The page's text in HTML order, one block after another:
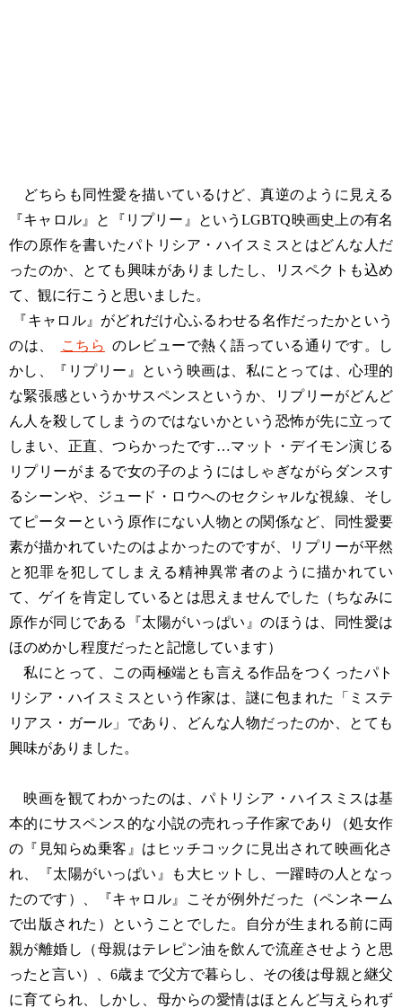
どちらも同性愛を描いているけど、真逆のように見える
『キャロル』と『リプリー』というLGBTQ映画史上の有名
作の原作を書いたパトリシア・ハイスミスとはどんな人だ
ったのか、とても興味がありましたし、リスペクトも込め
て、観に行こうと思いました。
『キャロル』がどれだけ心ふるわせる名作だったかという
のは、
こちら のレビューで熱く語っている通りです。し
かし、『リプリー』という映画は、私にとっては、心理的
な緊張感というかサスペンスというか、リプリーがどんど
ん人を殺してしまうのではないかという恐怖が先に立って
しまい、正直、つらかったです…マット・デイモン演じる
リプリーがまるで女の子のようにはしゃぎながらダンスす
るシーンや、ジュード・ロウへのセクシャルな視線、そし
てピーターという原作にない人物との関係など、同性愛要
素が描かれていたのはよかったのですが、リプリーが平然
と犯罪を犯してしまえる精神異常者のように描かれてい
て、ゲイを肯定しているとは思えませんでした（ちなみに
原作が同じである『太陽がいっぱい』のほうは、同性愛は
ほのめかし程度だったと記憶しています）
私にとって、この両極端とも言える作品をつくったパト
リシア・ハイスミスという作家は、謎に包まれた「ミステ
リアス・ガール」であり、どんな人物だったのか、とても
興味がありました。
映画を観てわかったのは、パトリシア・ハイスミスは基
本的にサスペンス的な小説の売れっ子作家であり（処女作
の『見知らぬ乗客』はヒッチコックに見出されて映画化さ
れ、『太陽がいっぱい』も大ヒットし、一躍時の人となっ
たのです）、『キャロル』こそが例外だった（ペンネーム
で出版された）ということでした。自分が生まれる前に両
親が離婚し（母親はテレピン油を飲んで流産させようと思
ったと言い）、6歳まで父方で暮らし、その後は母親と継父
に育てられ、しかし、母からの愛情はほとんど与えられず